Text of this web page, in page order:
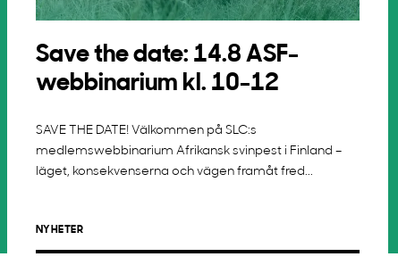
Save the date: 14.8 ASF-
webbinarium kl. 10-12
SAVE THE DATE! Välkommen på SLC:s
medlemswebbinarium Afrikansk svinpest i Finland –
läget, konsekvenserna och vägen framåt fred...
NYHETER